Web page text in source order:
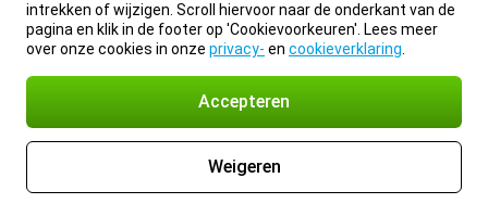
intrekken of wijzigen. Scroll hiervoor naar de onderkant van de
pagina en klik in de footer op 'Cookievoorkeuren'. Lees meer
over onze cookies in onze privacy- en cookieverklaring
Accepteren
Weigeren